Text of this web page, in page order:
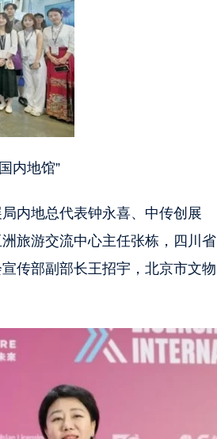
内地馆”
内地总代表钟永喜、中传创展
旅游交流中心主任张栋，四川省
传部副部长王招宇，北京市文物